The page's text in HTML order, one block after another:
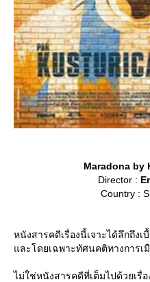
Maradona by
Director :
Country :
หนังสารคดีเรื่องนี้เจาะได้ลึกถึงเ
ละโดยเฉพาะทัศนคติทางการเมื
ไม่ใช่หนังสารคดีที่เต็มไปด้วยเรื่